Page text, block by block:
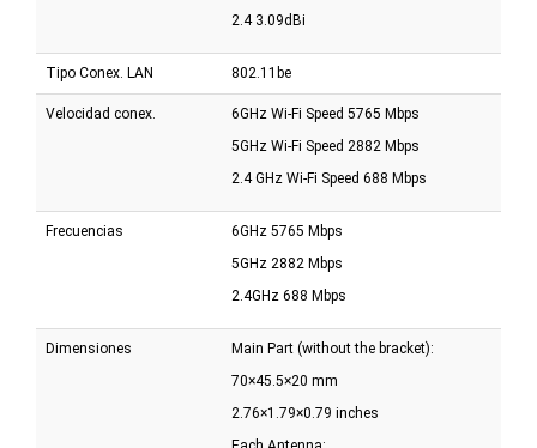
2.4 3.09dBi
Tipo Conex. LAN 802.11be
Velocidad conex.
6GHz Wi-Fi Speed 5765 Mbps
5GHz Wi-Fi Speed 2882 Mbps
2.4 GHz Wi-Fi Speed 688 Mbps
Frecuencias
6GHz 5765 Mbps
5GHz 2882 Mbps
2.4GHz 688 Mbps
Dimensiones
Main Part (without the bracket):
70×45.5×20 mm
2.76×1.79×0.79 inches